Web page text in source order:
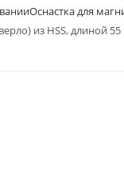
Оснастка для
из HSS, длиной